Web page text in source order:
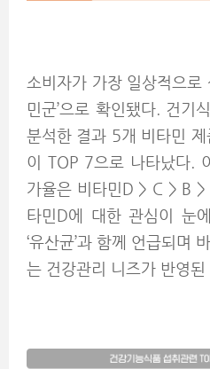
소비자가 가장 일상적으로
민군’으로 확인됐다. 건기
분석한 결과 5개 비타민
이 TOP 7으로 나타났다.
가율은 비타민D > C > B >
타민D에 대한 관심이 눈
‘유산균’과 함께 언급되며
는 건강관리 니즈가 반영